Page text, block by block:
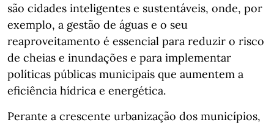
são cidades inteligentes e sustentáveis, onde, por
exemplo, a gestão de águas e o seu
reaproveitamento é essencial para reduzir o risco
de cheias e inundações e para implementar
políticas públicas municipais que aumentem a
eficiência hídrica e energética.
Perante a crescente urbanização dos municípios,